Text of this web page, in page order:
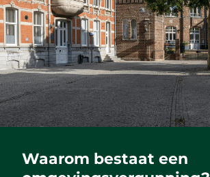
Waarom bestaat een